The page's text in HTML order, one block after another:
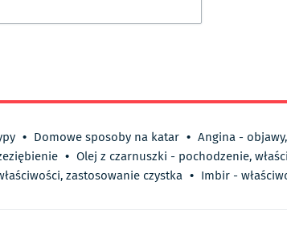
• Domowe sposoby na katar • Angina -
• Olej z czarnuszki - pochodzenie,
zastosowanie czystka • Imbir -